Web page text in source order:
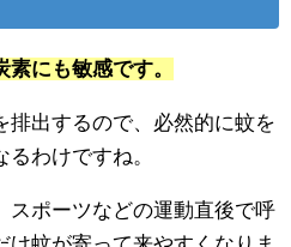
にも敏感です。
排出するので、必然的に蚊を
わけですね。
スポーツなどの運動直後で呼